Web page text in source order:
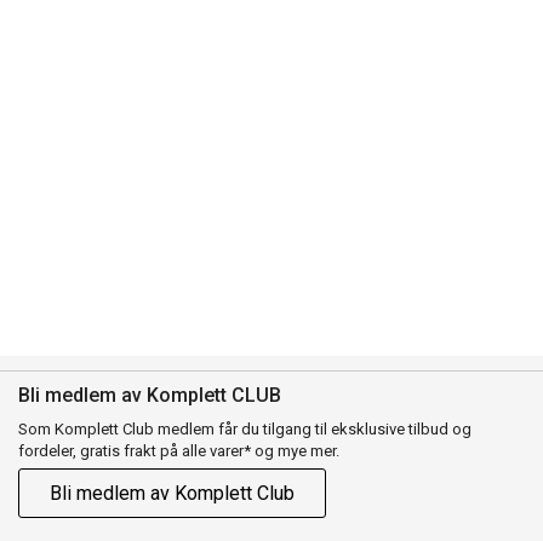
Bli medlem av Komplett CLUB
Som Komplett Club medlem får du tilgang til eksklusive tilbud og
fordeler, gratis frakt på alle varer* og mye mer.
Bli medlem av Komplett Club